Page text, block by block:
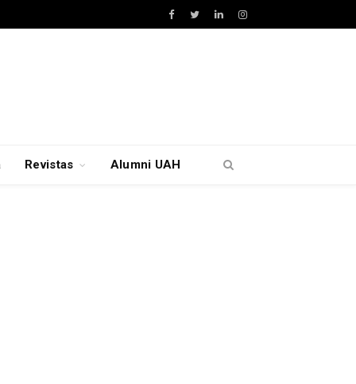
Facebook
TwitterLinkedInInstagram
Revistas Alumni UAH